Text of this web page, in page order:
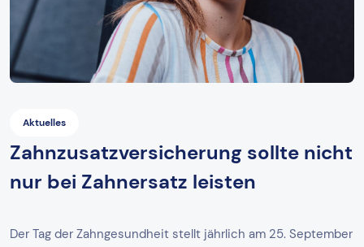
Aktuelles
Zahnzusatzversicherung sollte nicht
nur bei Zahnersatz leisten
Der Tag der Zahngesundheit stellt jährlich am 25. September